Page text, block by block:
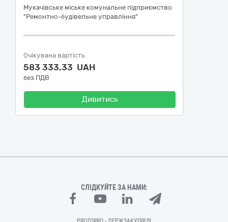
Мукачівське міське комунальне підприємство
"Ремонтно-будівельне управління"
Очікувана вартість
583 333,33 UAH
без ПДВ
Дивитись
СЛІДКУЙТЕ ЗА НАМИ: